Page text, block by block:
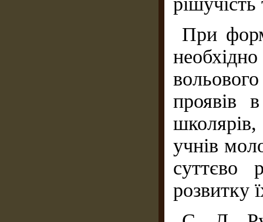
При
проявів
учнів
суттєво
розвитку